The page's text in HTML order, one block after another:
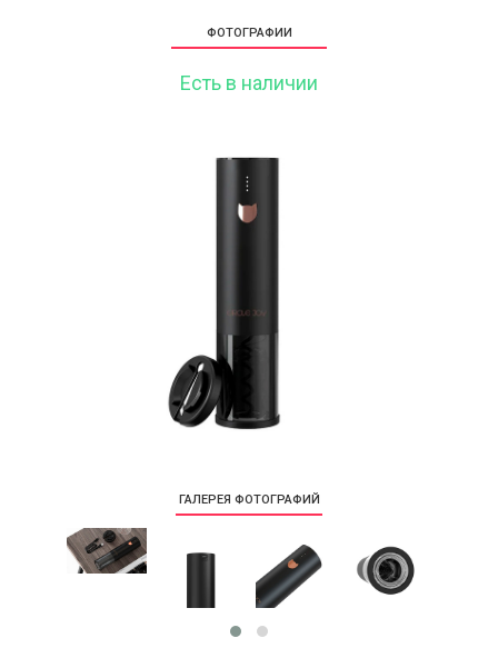
ФОТОГРАФИИ
Есть в наличии
ГАЛЕРЕЯ ФОТОГРАФИЙ